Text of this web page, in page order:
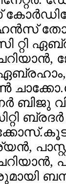
ഹന്‍സ്
റ്റി
ബിജു